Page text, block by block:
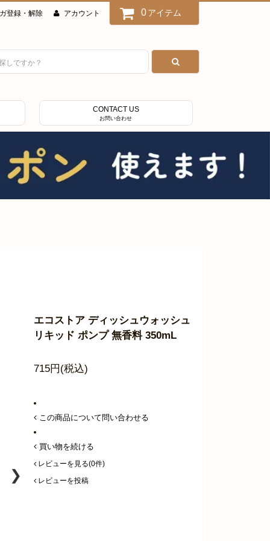
登録・解除 アカウント 0 アイテム
CONTACT US
お問い合わせ
❯
エコストア ディッシュウォッシュ
リキッド ポンプ 無香料 350mL
715円(税込)
この商品について問い合わせる
買い物を続ける
レビューを見る(0件)
レビューを投稿